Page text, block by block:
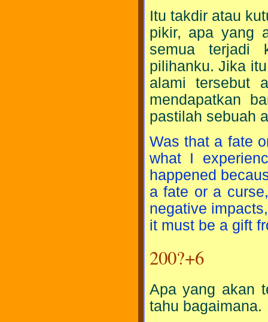
Itu takdir atau
pikir, apa yang
semua terjadi
pilihanku. Jika
alami tersebut
mendapatkan
pastilah sebuah
Was that a fate
what I
happened
a fate or a
negative
it must be a gift
200?+6
Apa yang akan
tahu bagaimana.